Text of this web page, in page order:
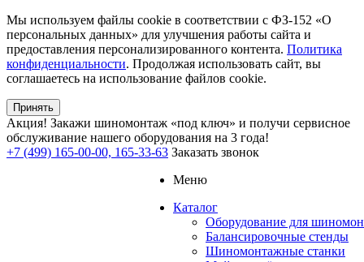
Мы используем файлы cookie в соответствии с ФЗ-152 «О
персональных данных» для улучшения работы сайта и
предоставления персонализированного контента. Политика
конфиденциальности. Продолжая использовать сайт, вы
соглашаетесь на использование файлов cookie.
Принять
Акция! Закажи шиномонтаж «под ключ» и получи сервисное
обслуживание нашего оборудования на 3 года!
+7 (499) 165-00-00, 165-33-63 Заказать звонок
Меню
Каталог
Оборудование для
Балансировочные стенды
Шиномонтажные станки